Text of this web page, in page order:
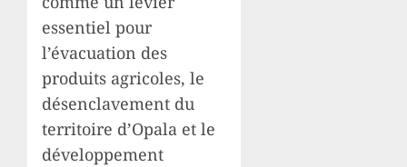
essentiel pour
l’évacuation des
produits agricoles, le
désenclavement du
territoire d’Opala et le
développement